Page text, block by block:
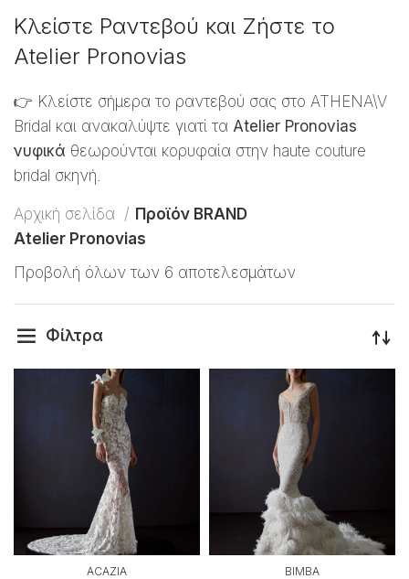
Κλείστε Ραντεβού και Ζήστε το
Atelier Pronovias
👉 Κλείστε σήμερα το ραντεβού σας στο ATHENA\V
Bridal και ανακαλύψτε γιατί τα Atelier Pronovias
νυφικά θεωρούνται κορυφαία στην haute couture
bridal σκηνή.
Αρχική σελίδα
Προϊόν BRAND
Atelier Pronovias
Προβολή όλων των 6 αποτελεσμάτων
Φίλτρα
ACAZIA BIMBA